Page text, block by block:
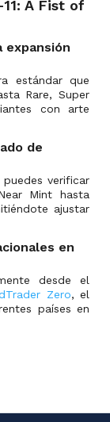
A Fist of
expansión
estándar que
Rare, Super
con arte
de
verificar
Mint hasta
ajustar
en
desde el
Zero, el
países en